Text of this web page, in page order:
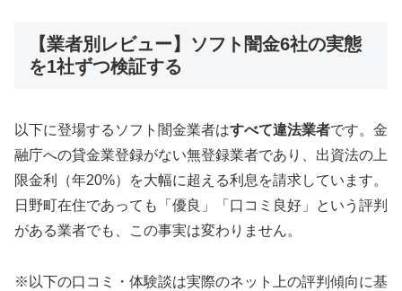
【業者別レビュー】ソフト闇金6社の実態
を1社ずつ検証する
以下に登場するソフト闇金業者はすべて違法業者です。金
融庁への貸金業登録がない無登録業者であり、出資法の上
限金利（年20%）を大幅に超える利息を請求しています。
日野町在住であっても「優良」「口コミ良好」という評判
がある業者でも、この事実は変わりません。
※以下の口コミ・体験談は実際のネット上の評判傾向に基